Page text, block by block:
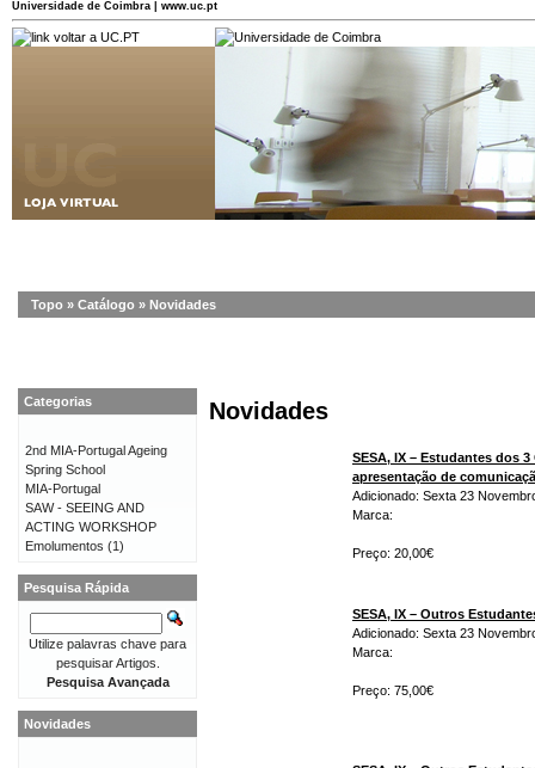
Universidade de Coimbra | www.uc.pt
Topo » Catálogo » Novidades
Novidades
SESA, IX – Estudantes dos
apresentação de
Adicionado: Sexta 23
Marca:
Preço: 20,00€
SESA, IX – Outros
Adicionado: Sexta 23
Marca:
Preço: 75,00€
Categorias
2nd MIA-Portugal Ageing
Spring School
MIA-Portugal
SAW - SEEING AND
ACTING WORKSHOP
Emolumentos (1)
Pesquisa Rápida
Utilize palavras chave para
pesquisar Artigos.
Pesquisa Avançada
Novidades